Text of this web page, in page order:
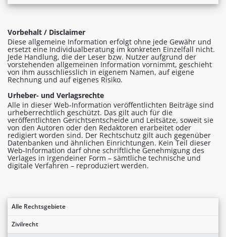
Alle Rechtsgebiete
Zivilrecht
Vorbehalt / Disclaimer
Diese allgemeine Information erfolgt ohne jede Gewähr und
ersetzt eine Individualberatung im konkreten Einzelfall nicht.
Jede Handlung, die der Leser bzw. Nutzer aufgrund der
vorstehenden allgemeinen Information vornimmt, geschieht
von ihm ausschliesslich in eigenem Namen, auf eigene
Rechnung und auf eigenes Risiko.
Urheber- und Verlagsrechte
Alle in dieser Web-Information veröffentlichten Beiträge sind
urheberrechtlich geschützt. Das gilt auch für die
veröffentlichten Gerichtsentscheide und Leitsätze, soweit sie
von den Autoren oder den Redaktoren erarbeitet oder
redigiert worden sind. Der Rechtschutz gilt auch gegenüber
Datenbanken und ähnlichen Einrichtungen. Kein Teil dieser
Web-Information darf ohne schriftliche Genehmigung des
Verlages in irgendeiner Form – sämtliche technische und
digitale Verfahren – reproduziert werden.